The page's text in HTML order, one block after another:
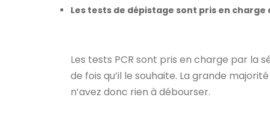
Les tests de dépistage sont pris en charge
Les tests PCR sont pris en charge par la
de fois qu’il le souhaite. La grande
n’avez donc rien à débourser.